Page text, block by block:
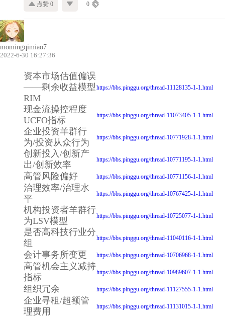
点赞 0 0
momingqimiao7
2022-6-30 16:27:36
资本市场估值偏误
——剩余收益模型
RIM
https://bbs.pinggu.org/thread-11128135-1-1.html
现金流操控程度
UCFO指标
https://bbs.pinggu.org/thread-11073405-1-1.html
企业投资羊群行
为/投资从众行为
https://bbs.pinggu.org/thread-10771928-1-1.html
创新投入/创新产
出/创新效率
https://bbs.pinggu.org/thread-10771195-1-1.html
高管风险偏好 https://bbs.pinggu.org/thread-10771156-1-1.html
治理效率/治理水
平
https://bbs.pinggu.org/thread-10767425-1-1.html
机构投资者羊群行
为LSV模型
https://bbs.pinggu.org/thread-10725077-1-1.html
是否高科技行业分
组
https://bbs.pinggu.org/thread-11040116-1-1.html
会计事务所变更 https://bbs.pinggu.org/thread-10706968-1-1.html
高管机会主义减持
指标
https://bbs.pinggu.org/thread-10989607-1-1.html
组织冗余 https://bbs.pinggu.org/thread-11127555-1-1.html
企业寻租/超额管
理费用
https://bbs.pinggu.org/thread-11131015-1-1.html